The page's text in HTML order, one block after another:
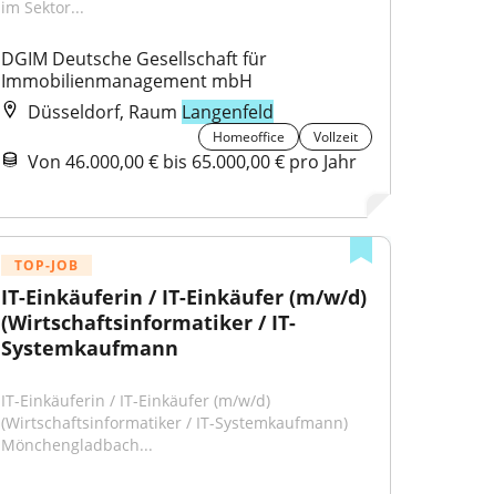
im Sektor...
DGIM Deutsche Gesellschaft für
Immobilienmanagement mbH
Düsseldorf, Raum Langenfeld
Homeoffice Vollzeit
Von 46.000,00 € bis 65.000,00 € pro Jahr
TOP-JOB
IT-Einkäuferin / IT-Einkäufer (m/w/d)
(Wirtschaftsinformatiker / IT-
Systemkaufmann
IT-Einkäuferin / IT-Einkäufer (m/w/d)
(Wirtschaftsinformatiker / IT-Systemkaufmann)
Mönchengladbach...